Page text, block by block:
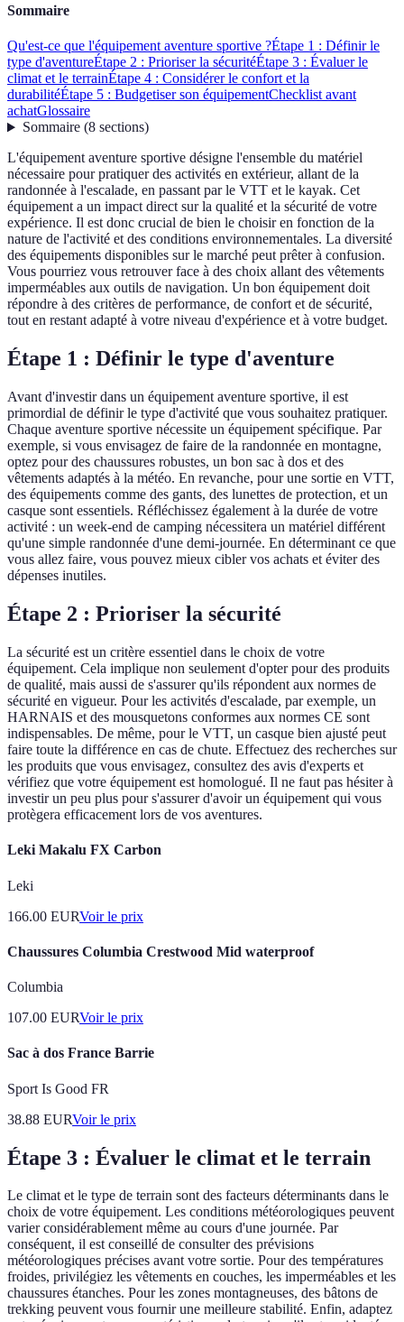
Sommaire
Qu'est-ce que l'équipement aventure sportive ?Étape 1 : Définir le
type d'aventureÉtape 2 : Prioriser la sécuritéÉtape 3 : Évaluer le
climat et le terrainÉtape 4 : Considérer le confort et la
durabilitéÉtape 5 : Budgetiser son équipementChecklist avant
achatGlossaire
Sommaire(8 sections)
L'équipement aventure sportive désigne l'ensemble du matériel
nécessaire pour pratiquer des activités en extérieur, allant de la
randonnée à l'escalade, en passant par le VTT et le kayak. Cet
équipement a un impact direct sur la qualité et la sécurité de votre
expérience. Il est donc crucial de bien le choisir en fonction de la
nature de l'activité et des conditions environnementales. La diversité
des équipements disponibles sur le marché peut prêter à confusion.
Vous pourriez vous retrouver face à des choix allant des vêtements
imperméables aux outils de navigation. Un bon équipement doit
répondre à des critères de performance, de confort et de sécurité,
tout en restant adapté à votre niveau d'expérience et à votre budget.
Étape 1 : Définir le type d'aventure
Avant d'investir dans un équipement aventure sportive, il est
primordial de définir le type d'activité que vous souhaitez pratiquer.
Chaque aventure sportive nécessite un équipement spécifique. Par
exemple, si vous envisagez de faire de la randonnée en montagne,
optez pour des chaussures robustes, un bon sac à dos et des
vêtements adaptés à la météo. En revanche, pour une sortie en VTT,
des équipements comme des gants, des lunettes de protection, et un
casque sont essentiels. Réfléchissez également à la durée de votre
activité : un week-end de camping nécessitera un matériel différent
qu'une simple randonnée d'une demi-journée. En déterminant ce que
vous allez faire, vous pouvez mieux cibler vos achats et éviter des
dépenses inutiles.
Étape 2 : Prioriser la sécurité
La sécurité est un critère essentiel dans le choix de votre
équipement. Cela implique non seulement d'opter pour des produits
de qualité, mais aussi de s'assurer qu'ils répondent aux normes de
sécurité en vigueur. Pour les activités d'escalade, par exemple, un
HARNAIS et des mousquetons conformes aux normes CE sont
indispensables. De même, pour le VTT, un casque bien ajusté peut
faire toute la différence en cas de chute. Effectuez des recherches sur
les produits que vous envisagez, consultez des avis d'experts et
vérifiez que votre équipement est homologué. Il ne faut pas hésiter à
investir un peu plus pour s'assurer d'avoir un équipement qui vous
protègera efficacement lors de vos aventures.
Leki Makalu FX Carbon
Leki
166.00 EURVoir le prix
Chaussures Columbia Crestwood Mid waterproof
Columbia
107.00 EURVoir le prix
Sac à dos France Barrie
Sport Is Good FR
38.88 EURVoir le prix
Étape 3 : Évaluer le climat et le terrain
Le climat et le type de terrain sont des facteurs déterminants dans le
choix de votre équipement. Les conditions météorologiques peuvent
varier considérablement même au cours d'une journée. Par
conséquent, il est conseillé de consulter des prévisions
météorologiques précises avant votre sortie. Pour des températures
froides, privilégiez les vêtements en couches, les imperméables et les
chaussures étanches. Pour les zones montagneuses, des bâtons de
trekking peuvent vous fournir une meilleure stabilité. Enfin, adaptez